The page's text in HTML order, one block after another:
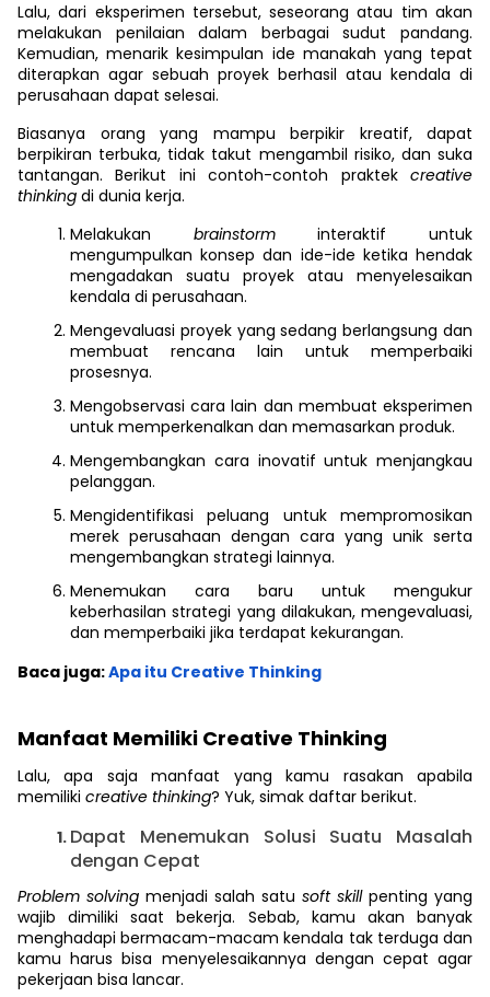
Lalu, dari eksperimen tersebut, seseorang atau tim akan
melakukan penilaian dalam berbagai sudut pandang.
Kemudian, menarik kesimpulan ide manakah yang tepat
diterapkan agar sebuah proyek berhasil atau kendala di
perusahaan dapat selesai.
Biasanya orang yang mampu berpikir kreatif, dapat
berpikiran terbuka, tidak takut mengambil risiko, dan suka
tantangan. Berikut ini contoh-contoh praktek creative
thinking di dunia kerja.
Melakukan brainstorminteraktif untuk
mengumpulkan konsep dan ide-ide ketika hendak
mengadakan suatu proyek atau menyelesaikan
kendala di perusahaan.
Mengevaluasi proyek yang sedang berlangsung dan
membuat rencana lain untuk memperbaiki
prosesnya.
Mengobservasi cara lain dan membuat eksperimen
untuk memperkenalkan dan memasarkan produk.
Mengembangkan cara inovatif untuk menjangkau
pelanggan.
Mengidentifikasi peluang untuk mempromosikan
merek perusahaan dengan cara yang unik serta
mengembangkan strategi lainnya.
Menemukan cara baru untuk mengukur
keberhasilan strategi yang dilakukan, mengevaluasi,
dan memperbaiki jika terdapat kekurangan.
Baca juga:Apa itu Creative Thinking
Manfaat Memiliki Creative Thinking
Lalu, apa saja manfaat yang kamu rasakan apabila
memiliki creative thinking? Yuk, simak daftar berikut.
Dapat Menemukan Solusi Suatu Masalah
dengan Cepat
Problem solving menjadi salah satu soft skill penting yang
wajib dimiliki saat bekerja. Sebab, kamu akan banyak
menghadapi bermacam-macam kendala tak terduga dan
kamu harus bisa menyelesaikannya dengan cepat agar
pekerjaan bisa lancar.